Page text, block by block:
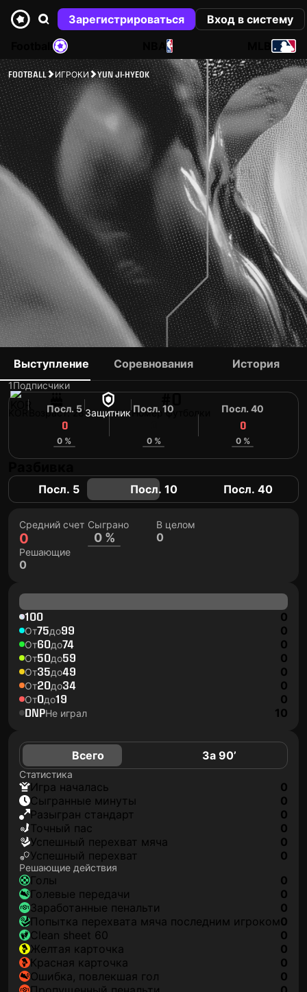
Зарегистрироваться
Вход в систему
NBA
FOOTBALL ИГРОКИ YUN JI-HYEOK
YUN JI-HYEOK
1Подписчики
Возраст: 28 Защитник Номер футболки
Выступление Соревнования История
Посл. 5
0
0 %
Посл. 10
0 %
Посл. 40
0
0 %
Посл. 5 Посл. 10 Посл. 40
Средний счет
0
Сыграно
0 %
В целом
0
Решающие
0
100 0
От75до99 0
От60до74 0
От50до59 0
От35до49 0
От20до34 0
От0до19 0
DNPНе играл 10
Всего За 90’
Статистика
игра началась
0
сыгранные минуты
0
разыгран стандарт
0
точный пас
0
успешный перехват мяча
0
успешный перехват
0
Решающие действия
голы
0
голевые передачи
0
заработанные пенальти
0
попытка перехвата мяча последним игроком0
clean sheet 60
0
желтая карточка
0
красная карточка
0
ошибка, повлекшая гол
0